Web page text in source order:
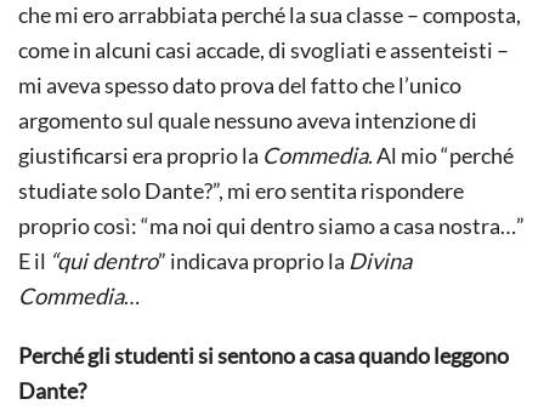
che mi ero arrabbiata perché la sua classe – composta,
come in alcuni casi accade, di svogliati e assenteisti –
mi aveva spesso dato prova del fatto che l’unico
argomento sul quale nessuno aveva intenzione di
giustificarsi era proprio la Commedia. Al mio “perché
studiate solo Dante?”, mi ero sentita rispondere
proprio così: “ma noi qui dentro siamo a casa nostra…”
E il “qui dentro” indicava proprio la Divina
Commedia…
Perché gli studenti si sentono a casa quando leggono
Dante?